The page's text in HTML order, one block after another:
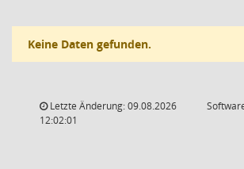
Keine Daten gefunden.
Letzte Änderung: 09.08.2026
12:02:01